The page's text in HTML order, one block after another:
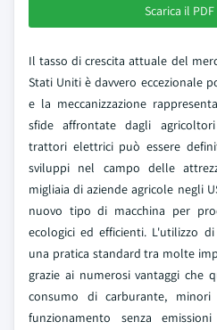
Scarica il
Il tasso di crescita attuale del
Stati Uniti è davvero eccezionale
e la meccanizzazione
sfide affrontate dagli
trattori elettrici può essere
sviluppi nel campo delle
migliaia di aziende agricole negli
nuovo tipo di macchina per
ecologici ed efficienti. L'utilizzo
una pratica standard tra molte
grazie ai numerosi vantaggi che
consumo di carburante, minori
funzionamento senza